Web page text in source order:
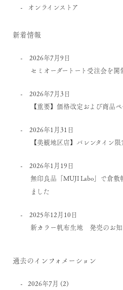
オンラインストア
新着情報
2026年7月9日
セミオーダートート受注会を開
2026年7月3日
【重要】価格改定および商品
2026年1月31日
【美観地区店】バレンタイン
2026年1月19日
無印良品「MUJI Labo」で倉
ました
2025年12月10日
新カラー帆布生地 発売のお
過去のインフォメーション
2026年7月 (2)